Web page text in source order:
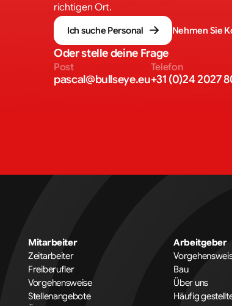
richtigen Ort.
Ich suche Personal Nehmen Sie
Oder stelle deine Frage
Post
pascal@bullseye.eu
Telefon
+31 (0)24 2027
Mitarbeiter
Zeitarbeiter
Freiberufler
Vorgehensweise
Stellenangebote
Arbeitgeber
Bau
Über uns
Häufig